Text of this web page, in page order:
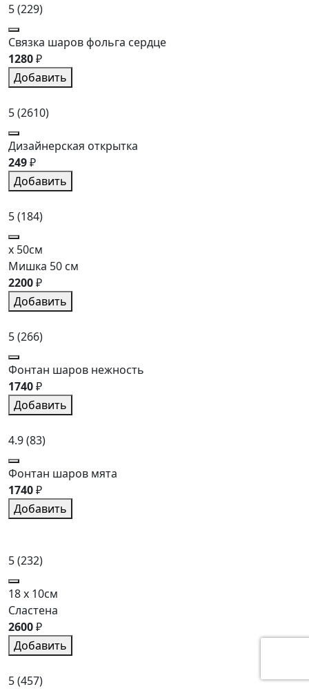
5(229)
Связка шаров фольга сердце
1280₽
Добавить
5(2610)
Дизайнерская открытка
249₽
Добавить
5(184)
x 50см
Мишка 50 см
2200₽
Добавить
5(266)
Фонтан шаров нежность
1740₽
Добавить
4.9(83)
Фонтан шаров мята
1740₽
Добавить
5(232)
18 x 10см
Сластена
2600₽
Добавить
5(457)